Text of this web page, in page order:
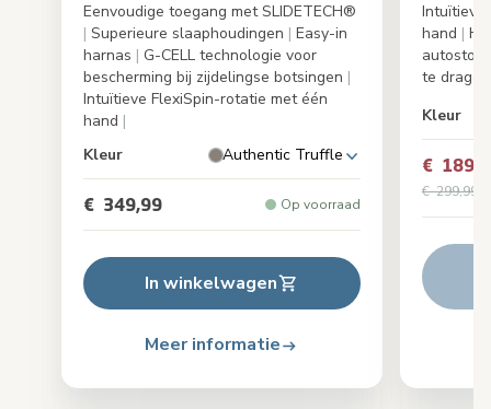
Eenvoudige toegang met SLIDETECH®
| Superieure slaaphoudingen | Easy-in
harnas | G-CELL technologie voor
bescherming bij zijdelingse botsingen |
Intuïtieve FlexiSpin-rotatie met één
hand |
Kleur
Authentic Truffle
€ 349,99 Op voorraad
In winkelwagen
Meer informatie
Intuïtieve
hand |
te
Kleur
€
€ 299,99